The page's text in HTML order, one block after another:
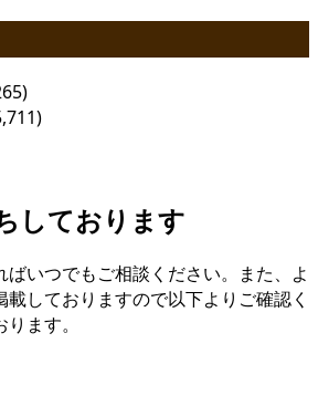
しております
いつでもご相談ください。また、よ
載しておりますので以下よりご確認く
ます。